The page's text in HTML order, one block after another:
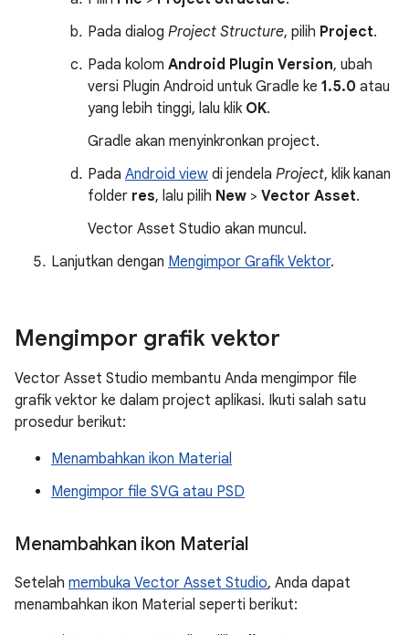
Pada dialog Project Structure, pilih Project.
Pada kolom Android Plugin Version, ubah
versi Plugin Android untuk Gradle ke 1.5.0 atau
yang lebih tinggi, lalu klik OK.
Gradle akan menyinkronkan project.
Pada Android view di jendela Project, klik kanan
folder res, lalu pilih New > Vector Asset.
Vector Asset Studio akan muncul.
Lanjutkan dengan Mengimpor Grafik Vektor.
Mengimpor grafik vektor
Vector Asset Studio membantu Anda mengimpor file
grafik vektor ke dalam project aplikasi. Ikuti salah satu
prosedur berikut:
Menambahkan ikon Material
Mengimpor file SVG atau PSD
Menambahkan ikon Material
Setelah membuka Vector Asset Studio, Anda dapat
menambahkan ikon Material seperti berikut: